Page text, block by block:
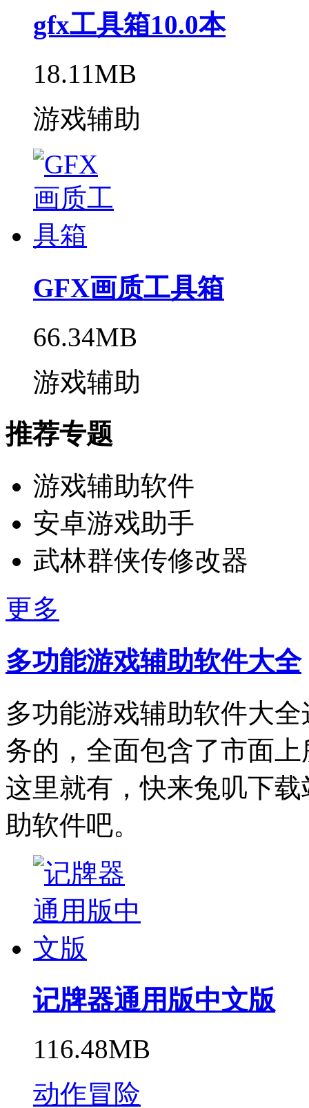
gfx工具箱10.0本
18.11MB
游戏辅助
GFX画质工具箱
66.34MB
游戏辅助
推荐专题
游戏辅助软件
安卓游戏助手
武林群侠传修改器
更多
多功能游戏辅助软件大全
多功能游戏辅助软件大
务的，全面包含了市面
这里就有，快来兔叽下
助软件吧。
记牌器通用版中文版
116.48MB
动作冒险